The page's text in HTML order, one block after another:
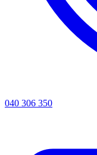
040 306 350